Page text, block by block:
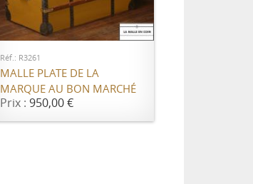
AJOUTER AU PANIER
Réf.: R3261
MALLE PLATE DE LA
MARQUE AU BON MARCHÉ
Prix :950,00 €